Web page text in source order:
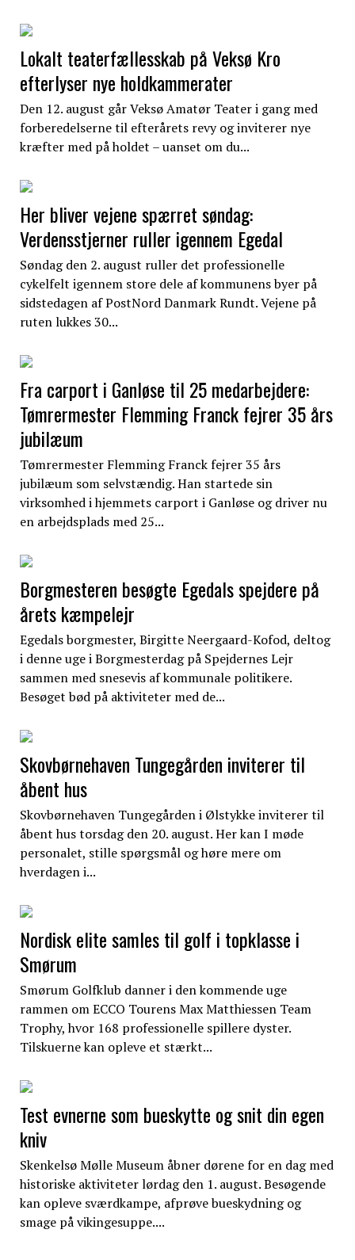
Lokalt teaterfællesskab på Veksø Kro
efterlyser nye holdkammerater
Den 12. august går Veksø Amatør Teater i gang med
forberedelserne til efterårets revy og inviterer nye
kræfter med på holdet – uanset om du...
Her bliver vejene spærret søndag:
Verdensstjerner ruller igennem Egedal
Søndag den 2. august ruller det professionelle
cykelfelt igennem store dele af kommunens byer på
sidstedagen af PostNord Danmark Rundt. Vejene på
ruten lukkes 30...
Fra carport i Ganløse til 25 medarbejdere:
Tømrermester Flemming Franck fejrer 35 års
jubilæum
Tømrermester Flemming Franck fejrer 35 års
jubilæum som selvstændig. Han startede sin
virksomhed i hjemmets carport i Ganløse og driver nu
en arbejdsplads med 25...
Borgmesteren besøgte Egedals spejdere på
årets kæmpelejr
Egedals borgmester, Birgitte Neergaard-Kofod, deltog
i denne uge i Borgmesterdag på Spejdernes Lejr
sammen med snesevis af kommunale politikere.
Besøget bød på aktiviteter med de...
Skovbørnehaven Tungegården inviterer til
åbent hus
Skovbørnehaven Tungegården i Ølstykke inviterer til
åbent hus torsdag den 20. august. Her kan I møde
personalet, stille spørgsmål og høre mere om
hverdagen i...
Nordisk elite samles til golf i topklasse i
Smørum
Smørum Golfklub danner i den kommende uge
rammen om ECCO Tourens Max Matthiessen Team
Trophy, hvor 168 professionelle spillere dyster.
Tilskuerne kan opleve et stærkt...
Test evnerne som bueskytte og snit din egen
kniv
Skenkelsø Mølle Museum åbner dørene for en dag med
historiske aktiviteter lørdag den 1. august. Besøgende
kan opleve sværdkampe, afprøve bueskydning og
smage på vikingesuppe....